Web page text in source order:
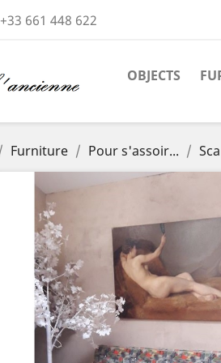
+33 661 448 622
OBJECTS
Furniture Pour s'assoir...